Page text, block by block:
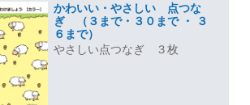
かわいい・やさしい 点つな
ぎ （３まで・３０まで ・ ３
６まで）
やさしい点つなぎ ３枚